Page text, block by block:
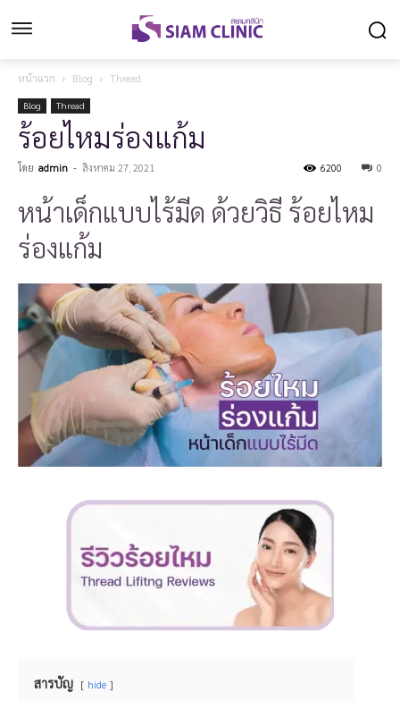
หน้าแรก Blog Thread
Blog Thread
ร้อยไหมร่องแก้ม
โดย admin - สิงหาคม 27, 2021 0
6200
หน้าเด็กแบบไร้มีด ด้วยวิธี ร้อยไหม
ร่องแก้ม
สารบัญ hide